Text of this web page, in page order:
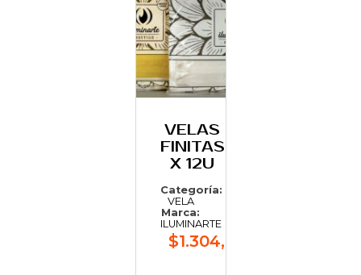
VELAS
FINITAS
X 12U
Categoría:
VELA
Marca:
ILUMINARTE
$1.304,82